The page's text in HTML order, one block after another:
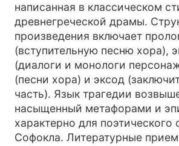
написанная в классическом
древнегреческой драмы.
произведения включает
(вступительную песню хора),
(диалоги и монологи
(песни хора) и эксод
часть). Язык трагедии
насыщенный метафорами и
характерно для поэтического
Софокла. Литературные